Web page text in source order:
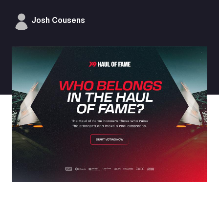
Josh Cousens